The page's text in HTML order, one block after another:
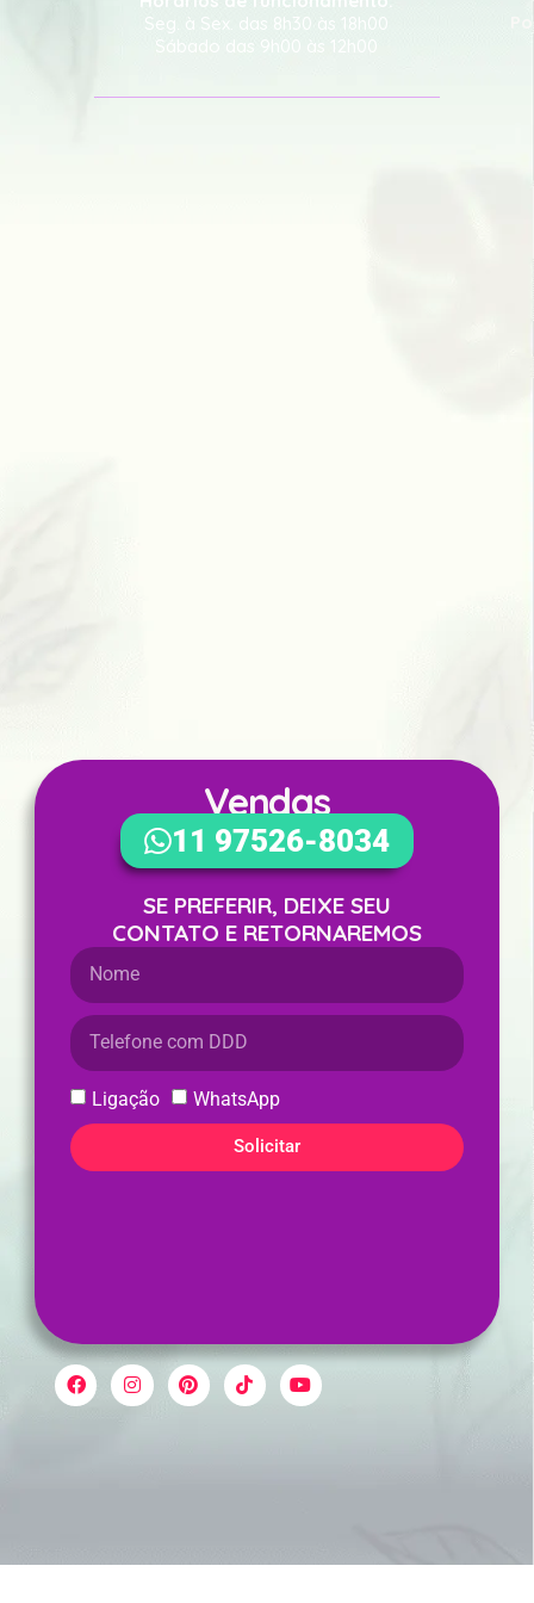
Seg. à Sex. das 8h30 às 18h00
Sábado das 9h00 às 12h00
Vendas
WhatsApp
11 97526-8034
SE PREFERIR, DEIXE SEU
CONTATO E RETORNAREMOS
Ligação WhatsApp
Solicitar